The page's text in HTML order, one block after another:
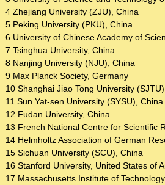
4 Zhejiang University (ZJU), China
5 Peking University (PKU), China
6 University of Chinese Academy of
7 Tsinghua University, China
8 Nanjing University (NJU), China
9 Max Planck Society, Germany
10 Shanghai Jiao Tong University
11 Sun Yat-sen University (SYSU), China
12 Fudan University, China
13 French National Centre for Scientific
14 Helmholtz Association of German
15 Sichuan University (SCU), China
16 Stanford University, United States of
17 Massachusetts Institute of